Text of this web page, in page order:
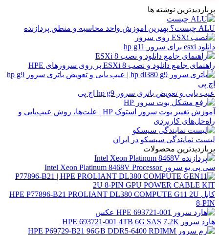
پربازدیدترین نوشته ها
ALU چیست؟ بهترین اموزش واحد محاسبه و منطق پردازنده
دانلود esxi برای سرور hp g11
راهنمای جامع دانلود و نصب ESXi 8 بر روی سرورهای HPE
عیب یابی و تعویض باتری سرور hp g9 اچ پی
آموزش تغییر بوت سرور استوک HP | علت‌ها، روش عیب‌یابی و
راه‌حل‌های کاربردی
لیست نمایندگی سیسکو در ایران
پربازدیدترین محصولات
سی پی یو سرور Intel Xeon Platinum 8468V Processor
کابل HPE P77896-B21 PROLIANT DL380 COMPUTE G11 2U
8-PIN
هارد سرور HPE 693721-001 4TB 6G SAS 7.2K